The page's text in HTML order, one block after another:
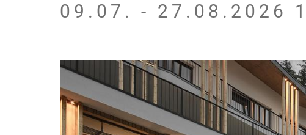
09.07. - 27.08.2026